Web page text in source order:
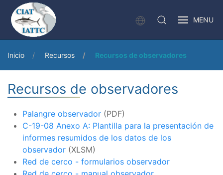
MENU
Inicio Recursos Recursos de observadores
Recursos de observadores
Palangre observador (PDF)
C-19-08 Anexo A: Plantilla para la presentación de
informes resumidos de los datos de los
observador (XLSM)
Red de cerco - formularios observador